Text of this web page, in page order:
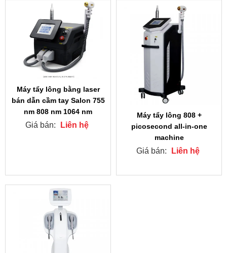
Máy tẩy lông bằng laser
bán dẫn cầm tay Salon 755
nm 808 nm 1064 nm
Giá bán: Liên hệ
Máy tẩy lông 808 +
picosecond all-in-one
machine
Giá bán: Liên hệ